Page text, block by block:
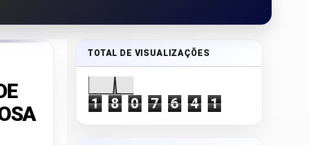
TOTAL DE VISUALIZAÇÕES
1 8 0 7 6 4 1